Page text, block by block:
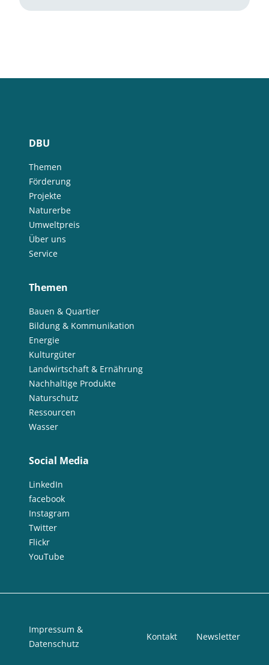
DBU
Themen
Förderung
Projekte
Naturerbe
Umweltpreis
Über uns
Service
Themen
Bauen & Quartier
Bildung & Kommunikation
Energie
Kulturgüter
Landwirtschaft & Ernährung
Nachhaltige Produkte
Naturschutz
Ressourcen
Wasser
Social Media
LinkedIn
facebook
Instagram
Twitter
Flickr
YouTube
Impressum &
Datenschutz
Kontakt Newsletter